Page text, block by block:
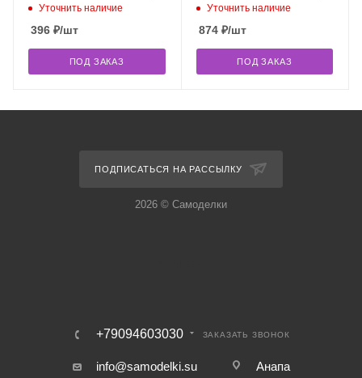
121 элемент, "Десятое
королевство", 02028
Уточнить наличие
396 ₽/шт
ПОД ЗАКАЗ
"Десятое королевство",
00843
Уточнить наличие
874₽/шт
ПОД ЗАКАЗ
ПОДПИСАТЬСЯ НА РАССЫЛКУ
2026 © Самоделки
+79094603030 ЗАКАЗАТЬ ЗВОНОК
info@samodelki.su Анапа